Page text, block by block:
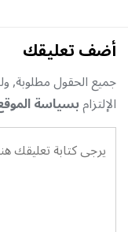
أضف تعليقك
جميع الحقول مطلوبة,
الإلتزامبسياسة